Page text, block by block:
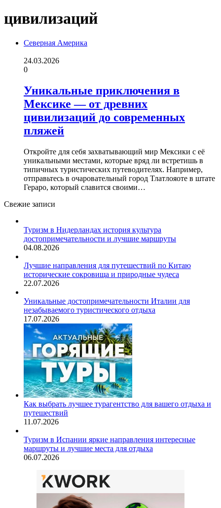
цивилизаций
Северная Америка
24.03.2026
0
Уникальные приключения в
Мексике — от древних
цивилизаций до современных
пляжей
Откройте для себя захватывающий мир Мексики с её
уникальными местами, которые вряд ли встретишь в
типичных туристических путеводителях. Например,
отправьтесь в очаровательный город Тлатлояоте в штате
Гераро, который славится своими…
Свежие записи
Туризм в Нидерландах история культура
достопримечательности и лучшие маршруты
04.08.2026
Лучшие направления для путешествий по Китаю
исторические сокровища и природные чудеса
22.07.2026
Уникальные достопримечательности Италии для
незабываемого туристического отдыха
17.07.2026
Как выбрать лучшее турагентство для вашего отдыха и
путешествий
11.07.2026
Туризм в Испании яркие направления интересные
маршруты и лучшие места для отдыха
06.07.2026